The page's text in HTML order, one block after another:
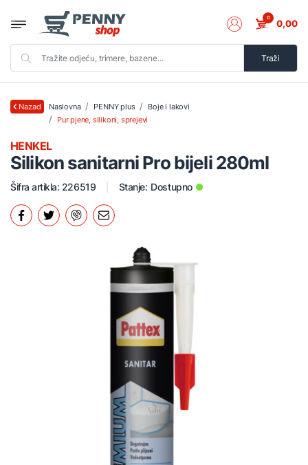
Traži
0 0,00
Nazad Naslovna PENNY plus
Boje i lakovi
Pur pjene, silikoni, sprejevi
Silikon sanitarni Pro bijeli 280ml
HENKEL
Šifra artikla: 226519 Stanje: Dostupno